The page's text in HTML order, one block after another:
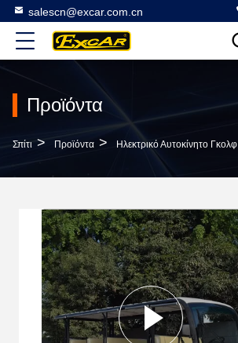
salescn@excar.com.cn
Προϊόντα
Σπίτι > Προϊόντα > Ηλεκτρικό Αυτοκίνητο Γκολφ